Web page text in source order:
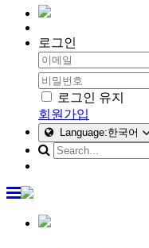
로그인
로그인 유지
회원가입
Language:한국어